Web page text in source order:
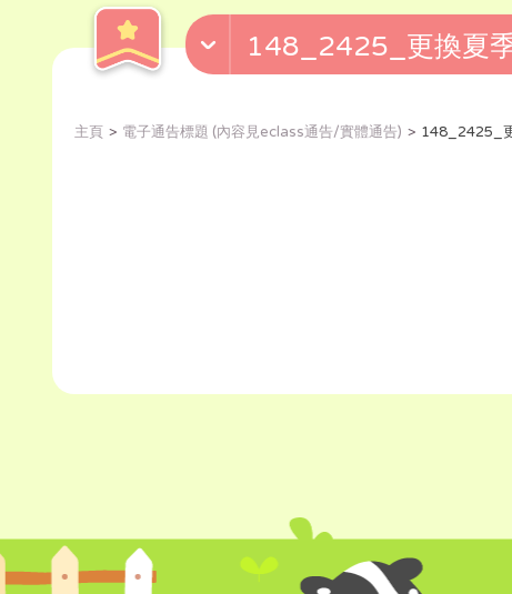
148_2425_更換夏
主頁 電子通告標題 (內容見eclass通告/實體通告) 148_2425_